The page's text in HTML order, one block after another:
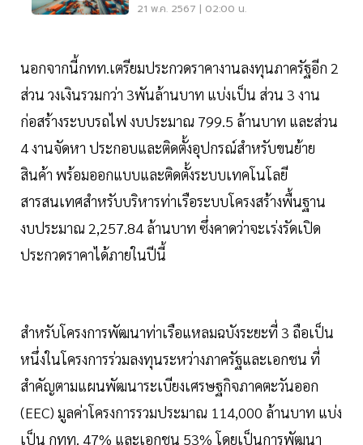
21 พ.ค. 2567 | 02:00 น.
นอกจากนี้กทท.เตรียมประกวดราคางานลงทุนภาครัฐอีก 2
ส่วน วงเงินรวมกว่า 3พันล้านบาท แบ่งเป็น ส่วน 3 งาน
ก่อสร้างระบบรถไฟ งบประมาณ 799.5 ล้านบาท และส่วน
4 งานจัดหา ประกอบและติดตั้งอุปกรณ์สำหรับขนย้าย
สินค้า พร้อมออกแบบและติดตั้งระบบเทคโนโลยี
สารสนเทศสำหรับบริหารท่าเรือระบบโครงสร้างพื้นฐาน
งบประมาณ 2,257.84 ล้านบาท ซึ่งคาดว่าจะเร่งรัดเปิด
ประกวดราคาได้ภายในปีนี้
สำหรับโครงการพัฒนาท่าเรือแหลมฉบังระยะที่ 3 ถือเป็น
หนึ่งในโครงการร่วมลงทุนระหว่างภาครัฐและเอกชน ที่
สำคัญตามแผนพัฒนาระเบียงเศรษฐกิจภาคตะวันออก
(EEC) มูลค่าโครงการรวมประมาณ 114,000 ล้านบาท แบ่ง
เป็น กทท. 47% และเอกชน 53% โดยเป็นการพัฒนา